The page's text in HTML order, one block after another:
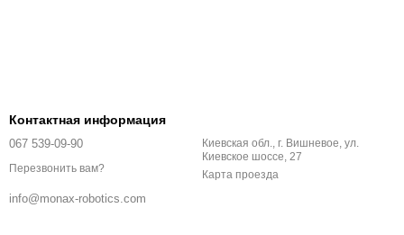
Контактная информация
067 539-09-90
Перезвонить вам?
info@monax-robotics.com
Киевская обл., г. Вишневое, ул.
Киевское шоссе, 27
Карта проезда